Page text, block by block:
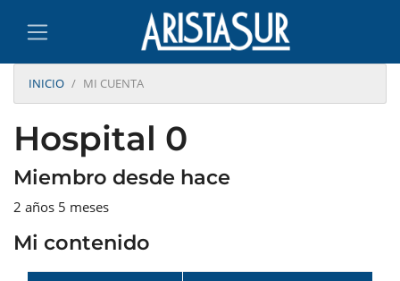
INICIO MI CUENTA
Hospital 0
Miembro desde hace
2 años 5 meses
Mi contenido